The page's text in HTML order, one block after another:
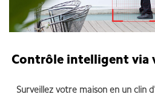
Contrôle intelligent via
Surveillez votre maison en un clin